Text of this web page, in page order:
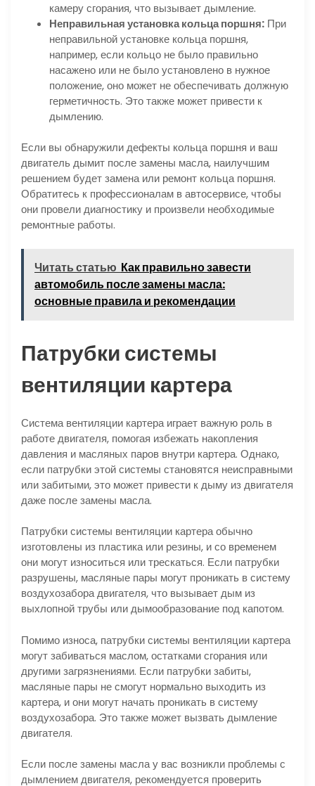
камеру сгорания, что вызывает дымление.
Неправильная установка кольца поршня: При
неправильной установке кольца поршня,
например, если кольцо не было правильно
насажено или не было установлено в нужное
положение, оно может не обеспечивать должную
герметичность. Это также может привести к
дымлению.
Если вы обнаружили дефекты кольца поршня и ваш
двигатель дымит после замены масла, наилучшим
решением будет замена или ремонт кольца поршня.
Обратитесь к профессионалам в автосервисе, чтобы
они провели диагностику и произвели необходимые
ремонтные работы.
Читать статью Как правильно завести
автомобиль после замены масла:
основные правила и рекомендации
Патрубки системы
вентиляции картера
Система вентиляции картера играет важную роль в
работе двигателя, помогая избежать накопления
давления и масляных паров внутри картера. Однако,
если патрубки этой системы становятся неисправными
или забитыми, это может привести к дыму из двигателя
даже после замены масла.
Патрубки системы вентиляции картера обычно
изготовлены из пластика или резины, и со временем
они могут износиться или трескаться. Если патрубки
разрушены, масляные пары могут проникать в систему
воздухозабора двигателя, что вызывает дым из
выхлопной трубы или дымообразование под капотом.
Помимо износа, патрубки системы вентиляции картера
могут забиваться маслом, остатками сгорания или
другими загрязнениями. Если патрубки забиты,
масляные пары не смогут нормально выходить из
картера, и они могут начать проникать в систему
воздухозабора. Это также может вызвать дымление
двигателя.
Если после замены масла у вас возникли проблемы с
дымлением двигателя, рекомендуется проверить